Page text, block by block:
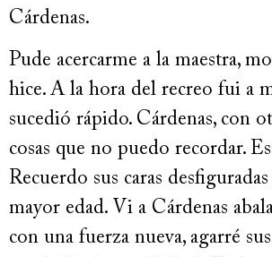
Cárdenas.
Pude acercarme a la maestra,
hice. A la hora del recreo fui a
sucedió rápido. Cárdenas, con
cosas que no puedo recordar.
Recuerdo sus caras
mayor edad. Vi a Cárdenas
con una fuerza nueva, agarré